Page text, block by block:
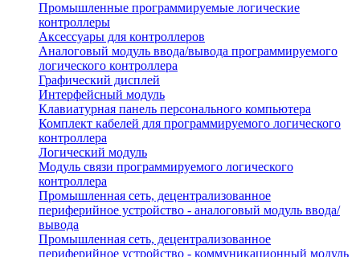
Промышленные программируемые логические
контроллеры
Аксессуары для контроллеров
Аналоговый модуль ввода/вывода программируемого
логического контроллера
Графический дисплей
Интерфейсный модуль
Клавиатурная панель персонального компьютера
Комплект кабелей для программируемого логического
контроллера
Логический модуль
Модуль связи программируемого логического
контроллера
Промышленная сеть, децентрализованное
периферийное устройство - аналоговый модуль ввода/
вывода
Промышленная сеть, децентрализованное
периферийное устройство - коммуникационный модуль